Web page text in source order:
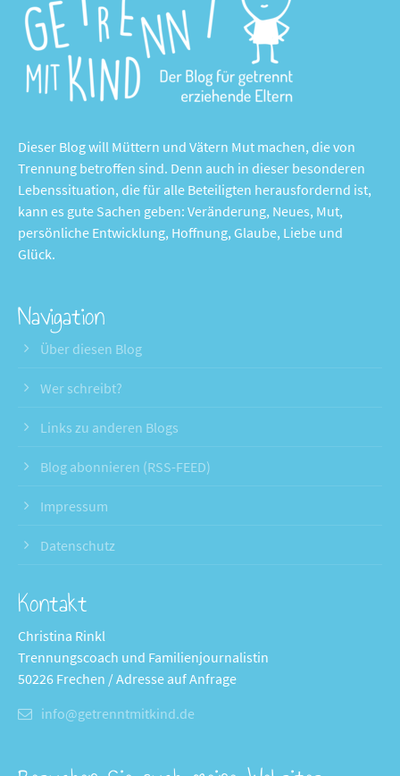
Dieser Blog will Müttern und Vätern Mut machen, die von
Trennung betroffen sind. Denn auch in dieser besonderen
Lebenssituation, die für alle Beteiligten herausfordernd ist,
kann es gute Sachen geben: Veränderung, Neues, Mut,
persönliche Entwicklung, Hoffnung, Glaube, Liebe und
Glück.
Navigation
Über diesen Blog
Wer schreibt?
Links zu anderen Blogs
Blog abonnieren (RSS-FEED)
Impressum
Datenschutz
Kontakt
Christina Rinkl
Trennungscoach und Familienjournalistin
50226 Frechen / Adresse auf Anfrage
info@getrenntmitkind.de